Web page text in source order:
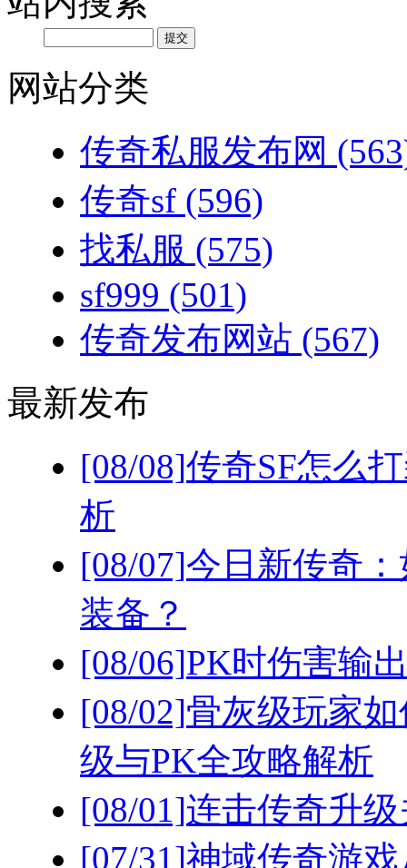
网站分类
传奇私服发布网
传奇sf (596)
找私服 (575)
sf999 (501)
传奇发布网站 (567)
最新发布
[08/08]传奇SF怎么
析
[08/07]今日新传奇
装备？
[08/06]PK时伤害输
[08/02]骨灰级玩家
级与PK全攻略解析
[08/01]连击传奇升
[07/31]神域传奇游